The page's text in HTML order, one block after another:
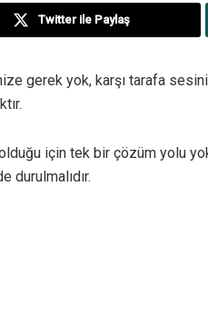
Twitter ile Paylaş
gerek yok, karşı tarafa
için tek bir çözüm yolu
durulmalıdır.